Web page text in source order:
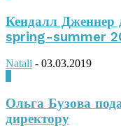
Кендалл
spring-summer
Natali - 03.03.2019
Ольга Бузова
директору